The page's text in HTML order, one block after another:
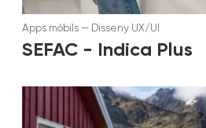
Apps mòbils — Disseny UX/UI
SEFAC - Indica Plus